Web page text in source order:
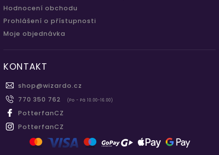
Hodnocení obchodu
Prohlášení o přístupnosti
Moje objednávka
KONTAKT
shop@wizardo.cz
770 350 762
(Po - Pá 10.00-16.00)
PotterfanCZ
PotterfanCZ